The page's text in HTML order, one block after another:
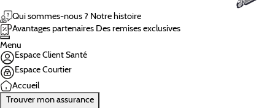
Qui sommes-nous ? Notre histoire
Avantages partenaires Des remises exclusives
Menu
Espace Client Santé
Espace Courtier
Accueil
Trouver mon assurance